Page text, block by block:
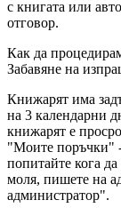
с книгата или
отговор.
Как да
Забавяне на
Книжарят има
на 3 календарни
книжарят е
"Моите поръчки"
попитайте кога
моля, пишете на
администратор".